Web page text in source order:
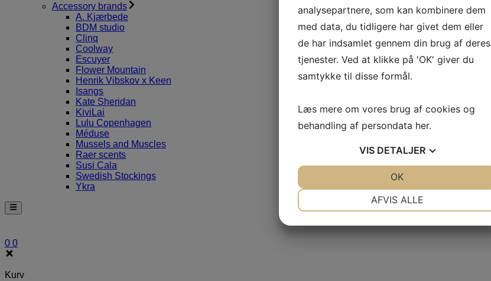
Accessory brands
A. Kjærbede
BDM studio
Clinq
Coolway
Escuyer
Flower Mountain
Henrik Vibskov x Keen
Isangs
Kate Sheridan
KiviLai
Lulu Copenhagen
Méduse
Mussels and Muscles
Raer scents
Susi Cala
Swedish Stockings
Ykra
0 0
Kurv
analysepartnere, som kan kombinere dem
med data, du tidligere har givet dem eller
de har indsamlet gennem din brug af deres
tjenester. Ved at klikke på 'OK' giver du
samtykke til disse formål.
Læs mere om vores brug af cookies og
behandling af persondata her.
VIS DETALJER
AFVIS ALLE
OK